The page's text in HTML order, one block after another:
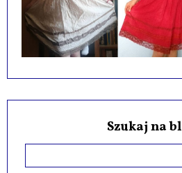
Szukaj na